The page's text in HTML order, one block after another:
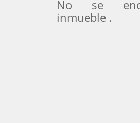
No se
inmueble .